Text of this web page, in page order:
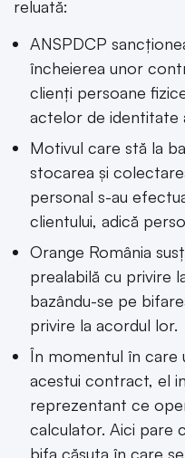
reluată:
ANSPDCP
încheierea unor
clienți persoane
actelor de identitate
Motivul care stă la
stocarea și
personal s-au
clientului, adică
Orange România
prealabilă cu privire
bazându-se pe
privire la acordul lor.
În momentul în care
acestui contract, el
reprezentant ce
calculator. Aici pare
bifa căsuța în care